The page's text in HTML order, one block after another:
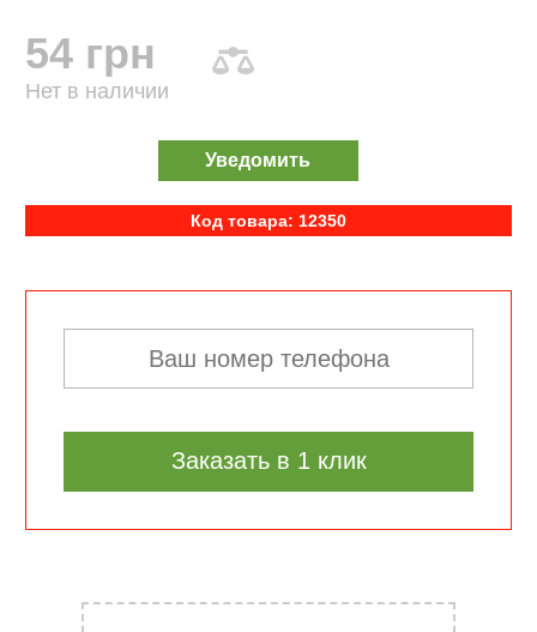
54 грн
Нет в наличии
Уведомить
Код товара: 12350
Заказать в 1 клик